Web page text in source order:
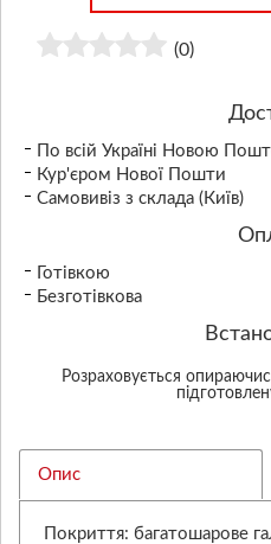
(0)
По всій Україні Новою
Кур'єром Нової Пошти
Самовивіз з склада (Київ)
Готівкою
Безготівкова
Розраховується
Опис
Покриття: багатошарове